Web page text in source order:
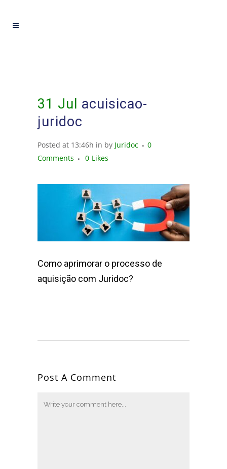
31 Jul acuisicao-
juridoc
Posted at 13:46h in by Juridoc
0
Comments
0 Likes
Como aprimorar o processo de
aquisição com Juridoc?
Post A Comment